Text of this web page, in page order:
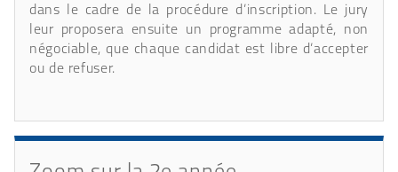
dans le cadre de la procédure d’inscription. Le jury
leur proposera ensuite un programme adapté, non
négociable, que chaque candidat est libre d’accepter
ou de refuser.